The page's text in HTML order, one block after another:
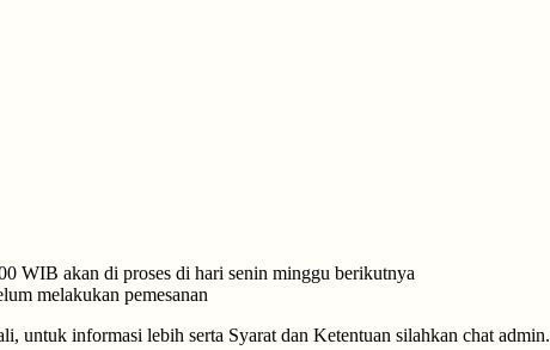
WIB akan di proses di hari senin minggu berikutnya
melakukan pemesanan
untuk informasi lebih serta Syarat dan Ketentuan silahkan chat admin.